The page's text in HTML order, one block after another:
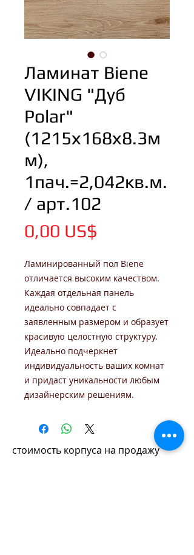
Ламинат Biene
VIKING "Дуб
Polar"
(1215х168х8.3м
м),
1пач.=2,042кв.м.
/ арт.102
0,00 US$
Ламинированный пол Biene
отличается высоким качеством.
Каждая отдельная панель
идеально совпадает с
заявленным размером и образует
красивую целостную структуру.
Идеально подчеркнет
индивидуальность ваших комнат
и придаст уникальности любым
дизайнерским решениям.
стоимость корпуса на продажу